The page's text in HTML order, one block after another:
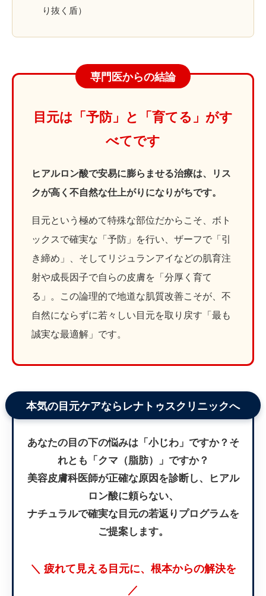
り抜く盾）
専門医からの結論
目元は「予防」と「育てる」がす
べてです
ヒアルロン酸で安易に膨らませる治療は、リス
クが高く不自然な仕上がりになりがちです。
目元という極めて特殊な部位だからこそ、ボト
ックスで確実な「予防」を行い、ザーフで「引
き締め」、そしてリジュランアイなどの肌育注
射や成長因子で自らの皮膚を「分厚く育て
る」。この論理的で地道な肌質改善こそが、不
自然にならずに若々しい目元を取り戻す「最も
誠実な最適解」です。
本気の目元ケアならレナトゥスクリニックへ
あなたの目の下の悩みは「小じわ」ですか？そ
れとも「クマ（脂肪）」ですか？
美容皮膚科医師が正確な原因を診断し、ヒアル
ロン酸に頼らない、
ナチュラルで確実な目元の若返りプログラムを
ご提案します。
＼ 疲れて見える目元に、根本からの解決を
／